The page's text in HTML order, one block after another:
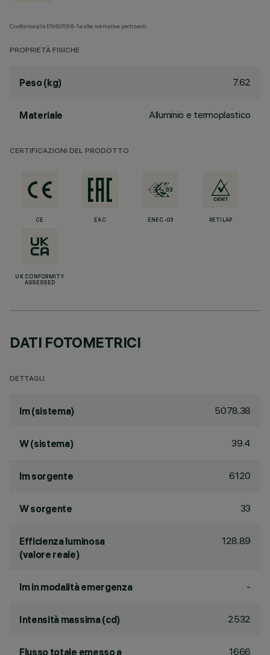
Conforme alla EN60598-1 e alle normative pertinenti.
PROPRIETÀ FISICHE
Peso (kg) 7.62
Materiale Alluminio e termoplastico
CERTIFICAZIONI DEL PRODOTTO
CE EAC ENEC-03 RETILAP
UK CONFORMITY
ASSESSED
DATI FOTOMETRICI
DETTAGLI
lm (sistema) 5078.38
W (sistema) 39.4
lm sorgente 6120
W sorgente 33
Efficienza luminosa
(valore reale)
128.89
lm in modalità emergenza -
Intensità massima (cd) 2532
Flusso totale emesso a 1666